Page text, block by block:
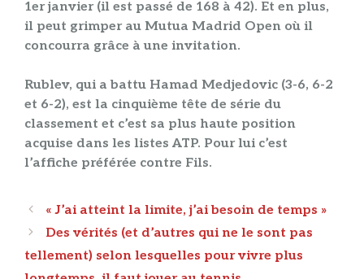
1er janvier (il est passé de 168 à 42). Et en plus,
il peut grimper au Mutua Madrid Open où il
concourra grâce à une invitation.
Rublev, qui a battu Hamad Medjedovic (3-6, 6-2
et 6-2), est la cinquième tête de série du
classement et c’est sa plus haute position
acquise dans les listes ATP. Pour lui c’est
l’affiche préférée contre Fils.
Navigation
des
articles
« J’ai atteint la limite, j’ai besoin de temps »
Des vérités (et d’autres qui ne le sont pas
tellement) selon lesquelles pour vivre plus